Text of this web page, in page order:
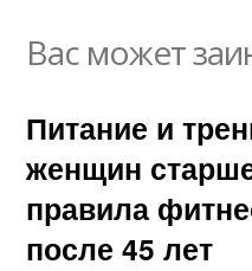
Вас может
Питание и
женщин
правила
после 45 лет